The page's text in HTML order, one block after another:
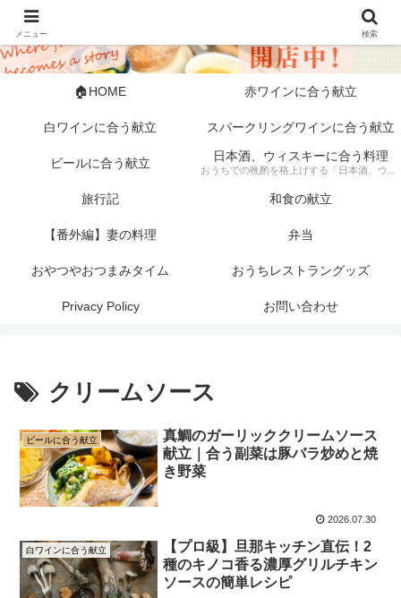
🏠HOME 赤ワインに合う献立
白ワインに合う献立 スパークリングワインに合う献立
ビールに合う献立 日本酒、ウィスキーに合う料理
おうちでの晩酌を格上げする「日本酒、ウィスキーに合う料理」の記録。 芳醇な日本酒やスモーキーなウィスキーにぴったりな、素材にこだわった一皿から手軽な一品まで幅広く紹介します。 「旦那キッチン」が提案する、お酒好きにはたまらない絶品ペアリングで、至福のひとときをどうぞ。
旅行記 和食の献立
【番外編】妻の料理 弁当
おやつやおつまみタイム おうちレストラングッズ
Privacy Policy お問い合わせ
クリームソース
ビールに合う献立
真鯛のガーリッククリームソース
献立｜合う副菜は豚バラ炒めと焼
き野菜
2026.07.30
白ワインに合う献立
【プロ級】旦那キッチン直伝！2
種のキノコ香る濃厚グリルチキン
ソースの簡単レシピ
メニュー 検索